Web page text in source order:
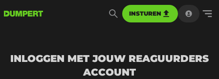
INSTUREN
INLOGGEN MET JOUW REAGUURDERS
ACCOUNT